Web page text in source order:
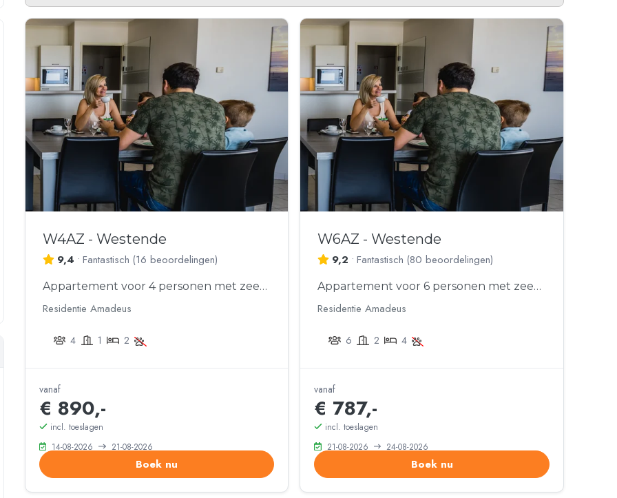
W4AZ - Westende
9,4 • Fantastisch (16 beoordelingen)
Appartement voor 4 personen met zeezicht
Residentie Amadeus
4 1 2
vanaf
€ 890,-
incl. toeslagen
14-08-2026
21-08-2026
Boek nu
W6AZ - Westende
9,2 • Fantastisch (80 beoordelingen)
Appartement voor 6 personen met zeezicht
Residentie Amadeus
6 2 4
vanaf
€ 787,-
incl. toeslagen
21-08-2026
24-08-2026
Boek nu